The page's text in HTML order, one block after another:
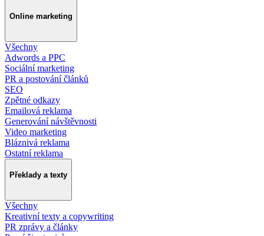
Online marketing
Všechny
Adwords a PPC
Sociální marketing
PR a postování článků
SEO
Zpětné odkazy
Emailová reklama
Generování návštěvnosti
Video marketing
Bláznivá reklama
Ostatní reklama
Překlady a texty
Všechny
Kreativní texty a copywriting
PR zprávy a články